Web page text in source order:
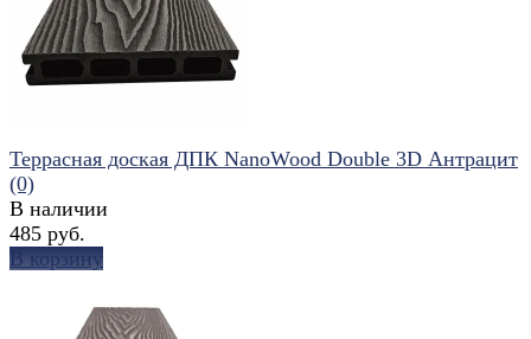
Террасная доская ДПК NanoWood Double 3D Антрацит
(0)
В наличии
485 руб.
В корзину